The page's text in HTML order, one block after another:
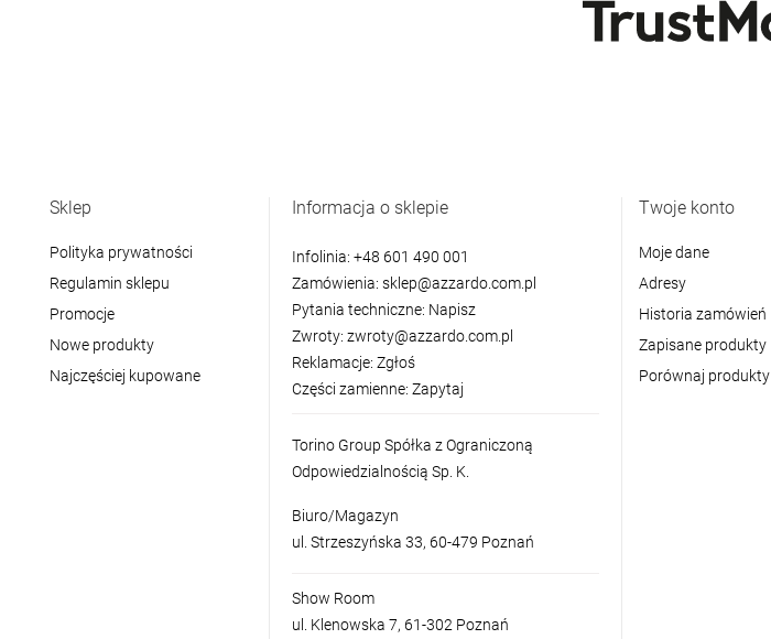
Sklep
Polityka prywatności
Regulamin sklepu
Promocje
Nowe produkty
Najczęściej kupowane
Informacja o sklepie
Infolinia: +48 601 490 001
Zamówienia: sklep@azzardo.com.pl
Pytania techniczne: Napisz
Zwroty: zwroty@azzardo.com.pl
Reklamacje: Zgłoś
Części zamienne: Zapytaj
Torino Group Spółka z Ograniczoną
Odpowiedzialnością Sp. K.
Biuro/Magazyn
ul. Strzeszyńska 33, 60-479 Poznań
Show Room
ul. Klenowska 7, 61-302 Poznań
Twoje konto
Moje dane
Adresy
Historia zamówień
Zapisane produkty
Porównaj produkty